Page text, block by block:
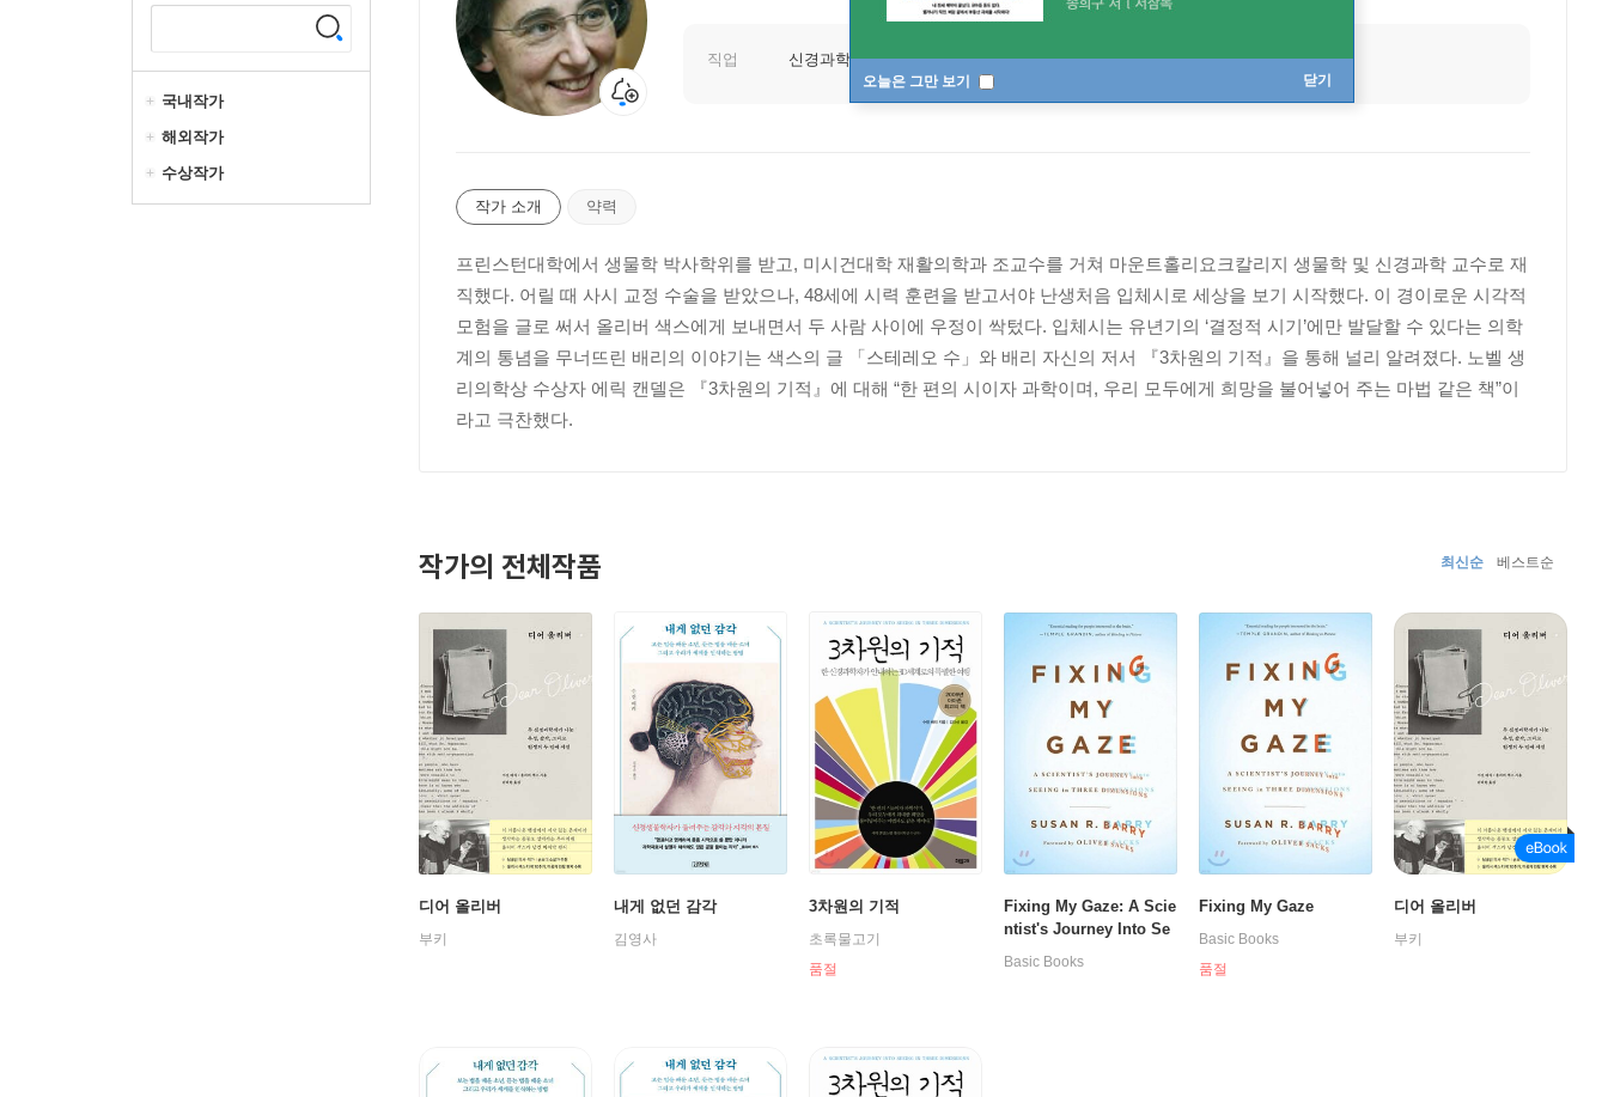
오늘은 그만 보기 닫기
국내작가
해외작가
수상작가
직업 신경과학과 교수
작가 소개 약력
프린스턴대학에서 생물학 박사학위를 받고, 미시건대학 재활의학과 조교수를 거쳐 마운트홀리요크칼리지 생물학 및 신경과학 교수로 재
직했다. 어릴 때 사시 교정 수술을 받았으나, 48세에 시력 훈련을 받고서야 난생처음 입체시로 세상을 보기 시작했다. 이 경이로운 시각적
모험을 글로 써서 올리버 색스에게 보내면서 두 사람 사이에 우정이 싹텄다. 입체시는 유년기의 ‘결정적 시기’에만 발달할 수 있다는 의학
계의 통념을 무너뜨린 배리의 이야기는 색스의 글 「스테레오 수」와 배리 자신의 저서 『3차원의 기적』을 통해 널리 알려졌다. 노벨 생
리의학상 수상자 에릭 캔델은 『3차원의 기적』에 대해 “한 편의 시이자 과학이며, 우리 모두에게 희망을 불어넣어 주는 마법 같은 책”이
라고 극찬했다.
작가의 전체작품 최신순 베스트순
디어 올리버
부키
내게 없던 감각
김영사
3차원의 기적
초록물고기
품절
Fixing My Gaze: A Scie
ntist's Journey Into Se
eing in Three Dimensio
Basic Books
Fixing My Gaze
Basic Books
품절
디어 올리버
부키